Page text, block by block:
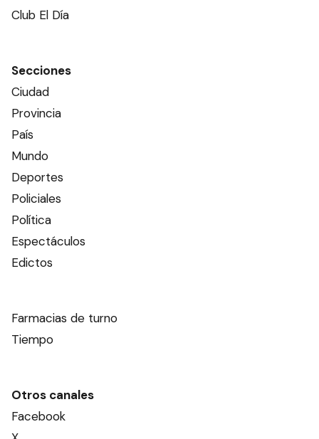
Club El Día
Secciones
Ciudad
Provincia
País
Mundo
Deportes
Policiales
Política
Espectáculos
Edictos
Farmacias de turno
Tiempo
Otros canales
Facebook